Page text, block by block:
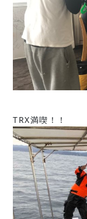
TRX満喫！！